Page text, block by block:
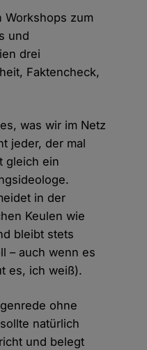
Workshops zum
und
drei
Faktencheck,
was wir im Netz
jeder, der mal
gleich ein
in der
Keulen wie
bleibt stets
– auch wenn es
es, ich weiß).
ohne
natürlich
und belegt